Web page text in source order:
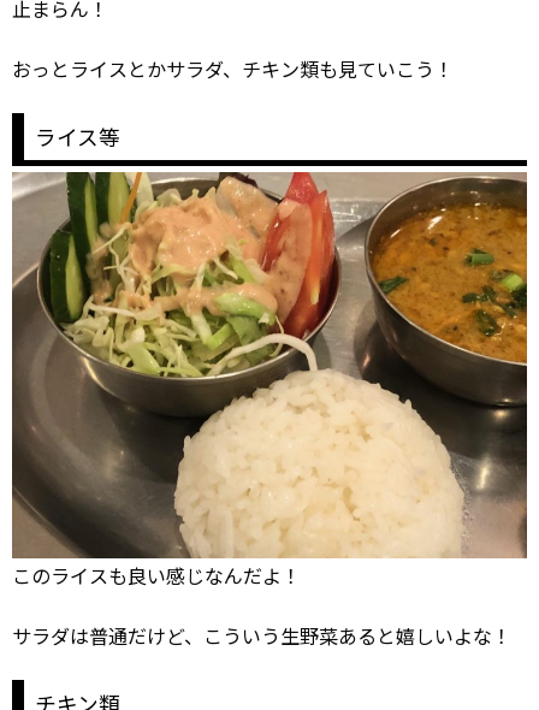
止まらん！
おっとライスとかサラダ、チキン類も見ていこう！
ライス等
このライスも良い感じなんだよ！
サラダは普通だけど、こういう生野菜あると嬉しいよな！